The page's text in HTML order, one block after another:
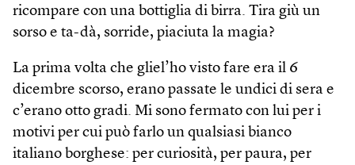
ricompare con una bottiglia di birra. Tira giù un
sorso e ta-dà, sorride, piaciuta la magia?
La prima volta che gliel’ho visto fare era il 6
dicembre scorso, erano passate le undici di sera e
c’erano otto gradi. Mi sono fermato con lui per i
motivi per cui può farlo un qualsiasi bianco
italiano borghese: per curiosità, per paura, per